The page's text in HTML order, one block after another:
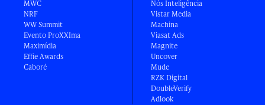
MWC
NRF
WW Summit
Evento ProXXIma
Maximídia
Effie Awards
Caboré
Nós Inteligência
Vistar Media
Machina
Viasat Ads
Magnite
Uncover
Mude
RZK Digital
DoubleVerify
Adlook